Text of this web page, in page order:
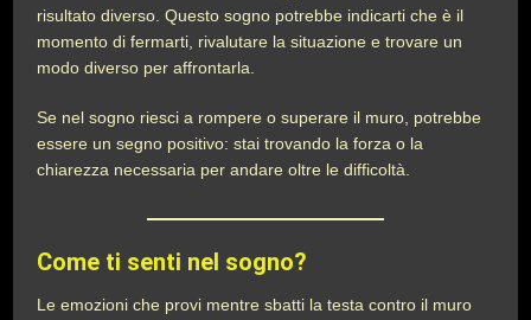
risultato diverso. Questo sogno potrebbe indicarti che è il
momento di fermarti, rivalutare la situazione e trovare un
modo diverso per affrontarla.
Se nel sogno riesci a rompere o superare il muro, potrebbe
essere un segno positivo: stai trovando la forza o la
chiarezza necessaria per andare oltre le difficoltà.
Come ti senti nel sogno?
Le emozioni che provi mentre sbatti la testa contro il muro